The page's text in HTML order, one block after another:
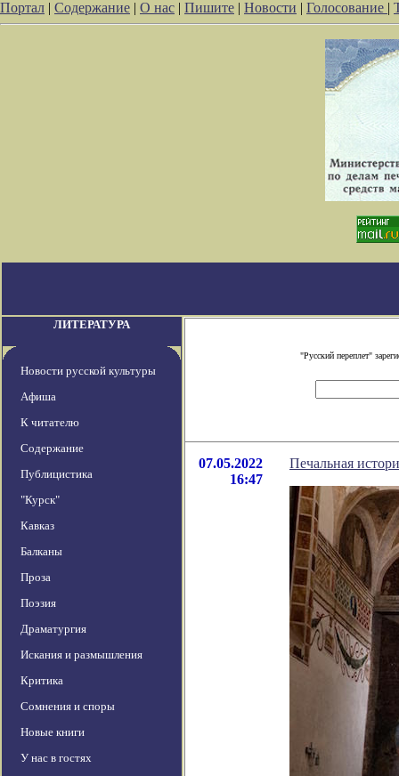
Портал | Содержание | О нас | Пишите | Новости | Голосование |
ЛИТЕРАТУРА
Новости русской культуры
Афиша
К читателю
Содержание
Публицистика
"Курск"
Кавказ
Балканы
Проза
Поэзия
Драматургия
Искания и размышления
Критика
Сомнения и споры
Новые книги
У нас в гостях
"Русский переплет"
07.05.2022
16:47
Печальная